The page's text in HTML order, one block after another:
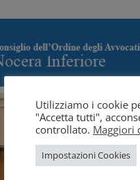
Utilizziamo i cookie
"Accetta tutti",
controllato. Maggiori
Impostazioni Cookies